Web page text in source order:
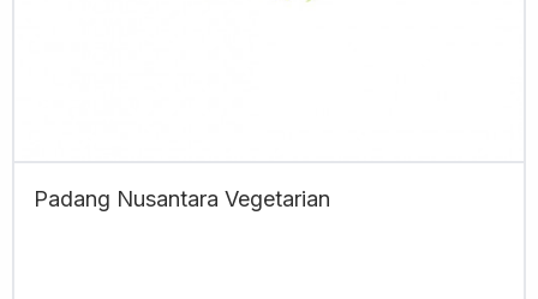
Padang Nusantara Vegetarian